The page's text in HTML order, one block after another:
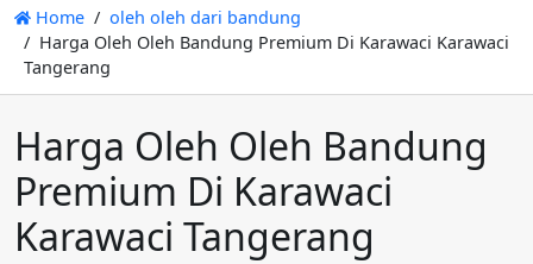
Home
oleh oleh dari bandung
Harga Oleh Oleh Bandung Premium Di Karawaci Karawaci
Tangerang
Harga Oleh Oleh Bandung
Premium Di Karawaci
Karawaci Tangerang